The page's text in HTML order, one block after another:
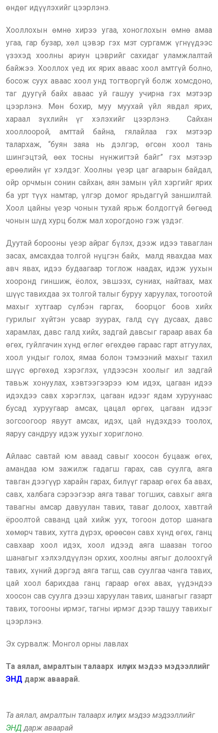
өндөг идүүлэхийг цээрлэнэ.
Хооллохын өмнө хирээ угаа, хоноглохын өмнө амаа
угаа, гар бузар, хөл цэвэр гэх мэт сургамж үгнүүдээс
үзэхэд хоолны ариун цэврийг сахидаг уламжлалтай
байжээ. Хооллох үед их ярих аваас хоол амтгүй болно,
босож суух аваас хоол унд тогтворгүй болж хомсдоно,
таг дуугүй байх аваас уй гашуу учирна гэх мэтээр
цээрлэнэ. Мөн бохир, муу муухай үйл явдал ярих,
хараал зүхлийн үг хэлэхийг цээрлэнэ. Сайхан
хооллоорой, амттай байна, гялайлаа гэх мэтээр
талархаж, “буян заяа нь дэлгэр, өгсөн хоол тань
шингэцтэй, өөх тосны нүнжигтэй байг” гэх мэтээр
ерөөлийн үг хэлдэг. Хоолны үеэр цаг агаарын байдал,
ойр орчмын сонин сайхан, аян замын үйл хэргийг ярих
ба урт түүх намтар, үлгэр домог ярьдаггүй заншилтай.
Хоол цайны үеэр чонын тухай ярьж болдоггүй бөгөөд
чонын шүд хурц болж мал хорогдоно гэж үздэг.
Дуутай борооны үеэр айраг бүлэх, дээж идээ таваглан
засах, амсахдаа толгой нүцгэн байх, малд явахдаа мах
авч явах, идээ будаагаар тоглож наадах, идэж уухын
хооронд гиншиж, ёолох, эвшээх, суниах, найтаах, мах
шүүс тавихдаа эх толгой талыг буруу харуулах, тогоотой
махыг хутгаар сүлбэн гаргах, боорцог боов хийх
гурилыг хүйтэн усаар зуурах, галд сүү дусаах, давс
харамлах, давс галд хийх, задгай давсыг гараар авах ба
өгөх, гуйлгачин хүнд өглөг өгөхдөө гараас гарт атгуулах,
хоол ундыг голох, ямаа болон тэмээний махыг тахил
шүүс өргөхөд хэрэглэх, үлдээсэн хоолыг ил задгай
тавьж хонуулах, хэвтээгээрээ юм идэх, цагаан идээ
идэхдээ савх хэрэглэх, цагаан идээг ядам хуруунаас
бусад хуруугаар амсах, цацал өргөх, цагаан идээг
зогсоогоор явуут амсах, идэх, цай нүдэхдээ тоолох,
яаруу сандруу идэж уухыг хориглоно.
Айлаас савтай юм аваад савыг хоосон буцааж өгөх,
амандаа юм зажилж гадагш гарах, сав суулга, аяга
тавган дээгүүр харайн гарах, билүүг гараар өгөх ба авах,
савх, халбага сэрээгээр аяга таваг тогших, савхыг аяга
тавагны амсар давуулан тавих, таваг долоох, хавтгай
ёроолтой саванд цай хийж уух, тогоон дотор шанага
хөмөрч тавих, хутга дүрэх, өрөөсөн савх хүнд өгөх, ганц
савхаар хоол идэх, хоол идээд аяга шаазан тогоо
шанагыг хэлхэлдүүлэн орхих, хоолны аягыг долоохгүй
тавих, хүний дэргэд аяга тагш, сав суулгаа чанга тавих,
цай хоол барихдаа ганц гараар өгөх авах, үүдэндээ
хоосон сав суулга дээш харуулан тавих, шанагыг газарт
тавих, тогооны ирмэг, тагны ирмэг дээр ташуу тавихыг
цээрлэнэ.
Эх сурвалж: Монгол орны лавлах
Та аялал, амралтын талаарх илүү их мэдээ мэдээллийг
ЭНД дарж аваарай.
Та аялал, амралтын талаарх илүү их мэдээ мэдээллийг
ЭНД дарж аваарай